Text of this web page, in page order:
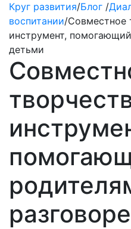
Круг развития/Блог /
воспитании/Совместное
инструмент,
детьми